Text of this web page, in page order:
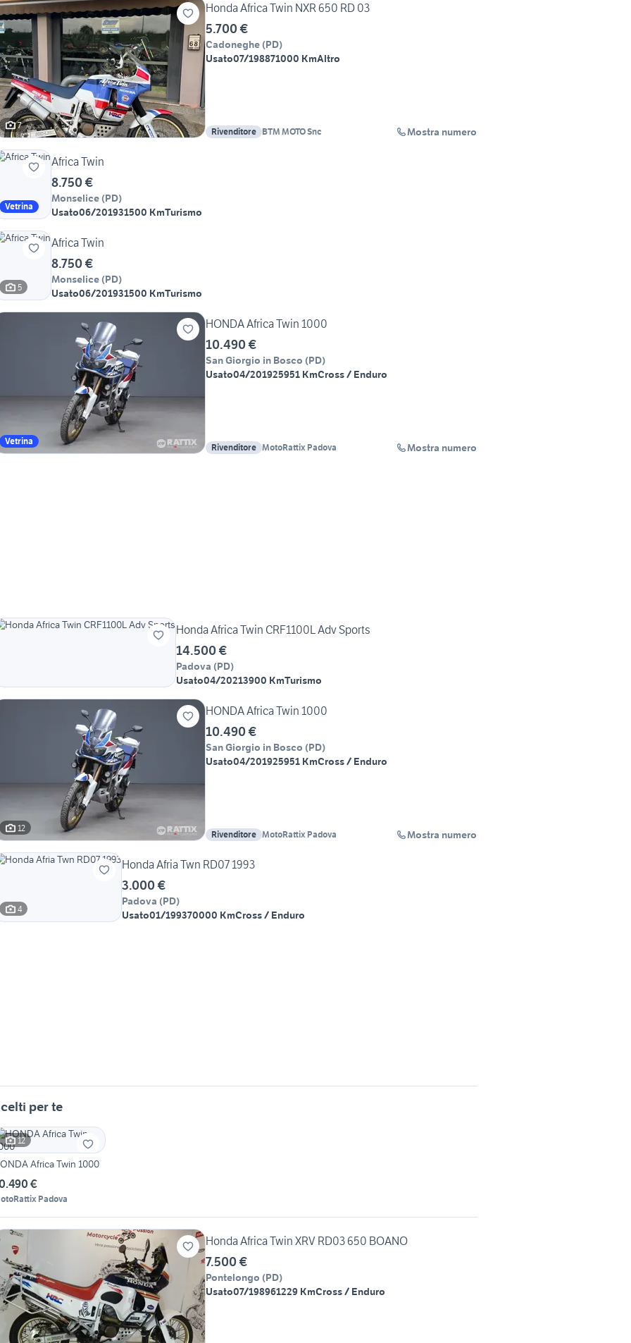
7
Honda Africa Twin NXR 650 RD 03
5.700 €
Cadoneghe (PD)
Usato07/198871000 KmAltro
Rivenditore BTM MOTO Snc Mostra numero
Vetrina
Africa Twin
8.750 €
Monselice (PD)
Usato06/201931500 KmTurismo
5
Africa Twin
8.750 €
Monselice (PD)
Usato06/201931500 KmTurismo
Vetrina
HONDA Africa Twin 1000
10.490 €
San Giorgio in Bosco (PD)
Usato04/201925951 KmCross / Enduro
Rivenditore MotoRattix Padova Mostra numero
Honda Africa Twin CRF1100L Adv Sports
14.500 €
Padova (PD)
Usato04/20213900 KmTurismo
12
HONDA Africa Twin 1000
10.490 €
San Giorgio in Bosco (PD)
Usato04/201925951 KmCross / Enduro
Rivenditore MotoRattix Padova Mostra numero
4
Honda Afria Twn RD07 1993
3.000 €
Padova (PD)
Usato01/199370000 KmCross / Enduro
per te
12
Africa Twin 1000
€
Padova
Honda Africa Twin XRV RD03 650 BOANO
7.500 €
Pontelongo (PD)
Usato07/198961229 KmCross / Enduro